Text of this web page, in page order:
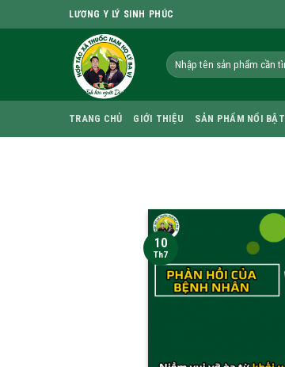
to
LƯƠNG Y LÝ SINH PHÚC
TRANG CHỦ GIỚI THIỆU SẢN PHẨM NỔI BẬT
10
Th7